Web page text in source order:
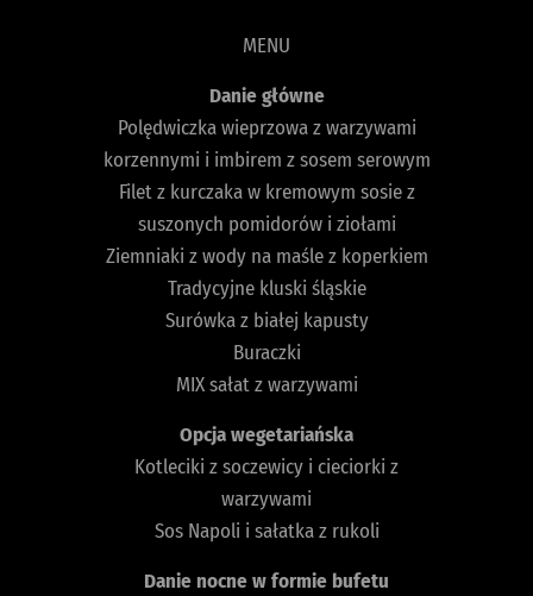
MENU
Danie główne
Polędwiczka wieprzowa z warzywami
korzennymi i imbirem z sosem serowym
Filet z kurczaka w kremowym sosie z
suszonych pomidorów i ziołami
Ziemniaki z wody na maśle z koperkiem
Tradycyjne kluski śląskie
Surówka z białej kapusty
Buraczki
MIX sałat z warzywami
Opcja wegetariańska
Kotleciki z soczewicy i cieciorki z
warzywami
Sos Napoli i sałatka z rukoli
Danie nocne w formie bufetu